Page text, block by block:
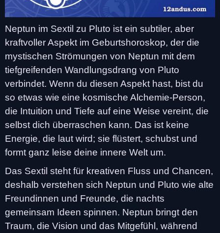
Neptun im Sextil zu Pluto ist ein subtiler, aber
kraftvoller Aspekt im Geburtshoroskop, der die
mystischen Strömungen von Neptun mit dem
tiefgreifenden Wandlungsdrang von Pluto
verbindet. Wenn du diesen Aspekt hast, bist du
so etwas wie eine kosmische Alchemie-Person,
die Intuition und Tiefe auf eine Weise vereint, die
selbst dich überraschen kann. Das ist keine
Energie, die laut wird; sie flüstert, schubst und
formt ganz leise deine innere Welt um.
Das Sextil steht für kreativen Fluss und Chancen,
deshalb verstehen sich Neptun und Pluto wie alte
Freundinnen und Freunde, die nachts
gemeinsam Ideen spinnen. Neptun bringt den
Traum, die Vision und das Mitgefühl, während